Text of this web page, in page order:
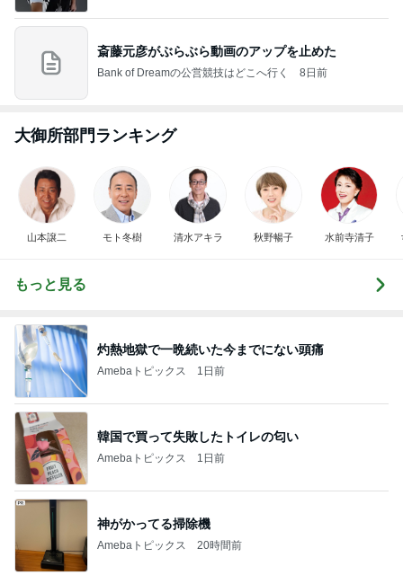
斎藤元彦がぶらぶら動画のアップを止めた
Bank of Dreamの公営競技はどこへ行く 8日前
大御所部門ランキング
山本譲二 モト冬樹 清水アキラ 秋野暢子 水前寺清子
もっと見る
灼熱地獄で一晩続いた今までにない頭痛
Amebaトピックス 1日前
韓国で買って失敗したトイレの匂い
Amebaトピックス 1日前
神がかってる掃除機
Amebaトピックス 20時間前